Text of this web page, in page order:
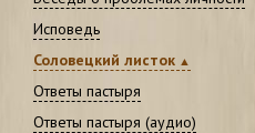
Исповедь
Соловецкий листок
Ответы пастыря
Ответы пастыря (аудио)